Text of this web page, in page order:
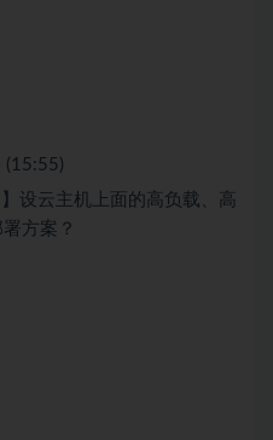
(15:55)
设云主机上面的高负载、高
方案？